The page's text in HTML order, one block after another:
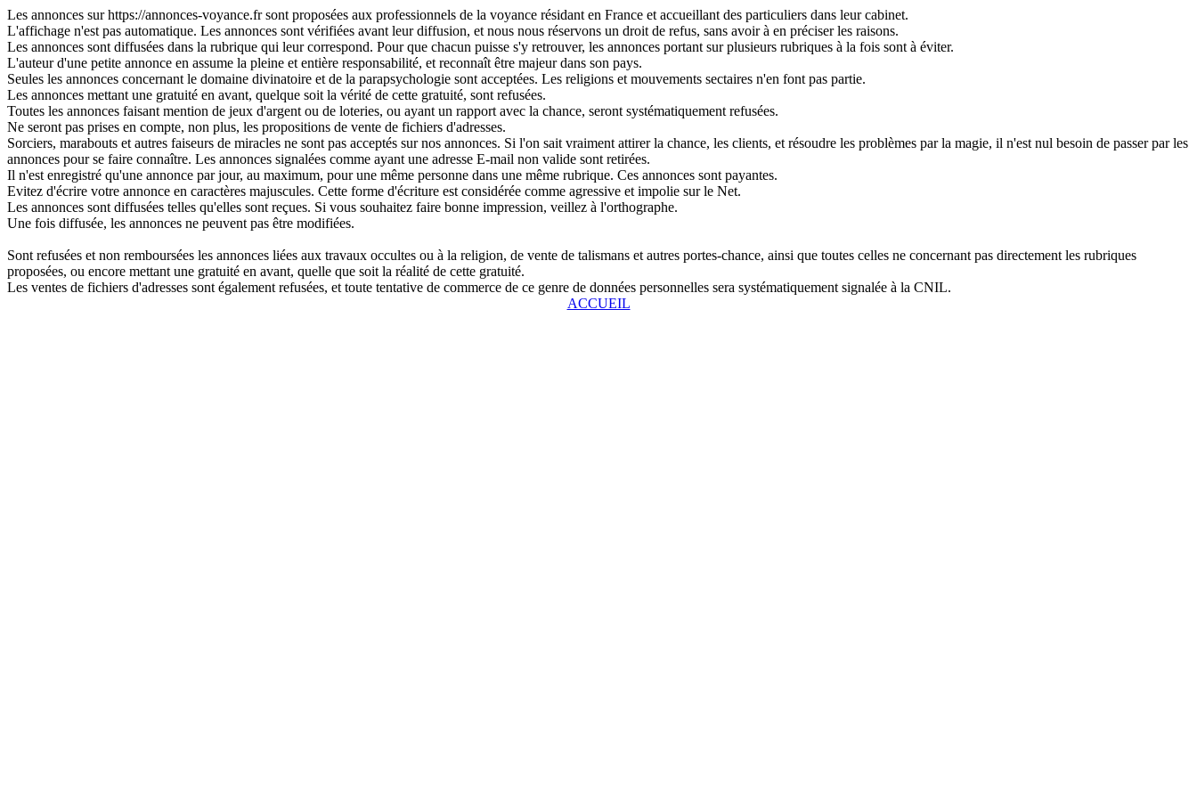
Les annonces sur https://annonces-voyance.fr sont proposées aux professionnels de la voyance résidant en France et accueillant des particuliers dans leur cabinet.
L'affichage n'est pas automatique. Les annonces sont vérifiées avant leur diffusion, et nous nous réservons un droit de refus, sans avoir à en préciser les raisons.
Les annonces sont diffusées dans la rubrique qui leur correspond. Pour que chacun puisse s'y retrouver, les annonces portant sur plusieurs rubriques à la fois sont à éviter.
L'auteur d'une petite annonce en assume la pleine et entière responsabilité, et reconnaît être majeur dans son pays.
Seules les annonces concernant le domaine divinatoire et de la parapsychologie sont acceptées. Les religions et mouvements sectaires n'en font pas partie.
Les annonces mettant une gratuité en avant, quelque soit la vérité de cette gratuité, sont refusées.
Toutes les annonces faisant mention de jeux d'argent ou de loteries, ou ayant un rapport avec la chance, seront systématiquement refusées.
Ne seront pas prises en compte, non plus, les propositions de vente de fichiers d'adresses.
Sorciers, marabouts et autres faiseurs de miracles ne sont pas acceptés sur nos annonces. Si l'on sait vraiment attirer la chance, les clients, et résoudre les problèmes par la magie, il n'est nul besoin de passer par les
annonces pour se faire connaître. Les annonces signalées comme ayant une adresse E-mail non valide sont retirées.
Il n'est enregistré qu'une annonce par jour, au maximum, pour une même personne dans une même rubrique. Ces annonces sont payantes.
Evitez d'écrire votre annonce en caractères majuscules. Cette forme d'écriture est considérée comme agressive et impolie sur le Net.
Les annonces sont diffusées telles qu'elles sont reçues. Si vous souhaitez faire bonne impression, veillez à l'orthographe.
Une fois diffusée, les annonces ne peuvent pas être modifiées.
Sont refusées et non remboursées les annonces liées aux travaux occultes ou à la religion, de vente de talismans et autres portes-chance, ainsi que toutes celles ne concernant pas directement les rubriques
proposées, ou encore mettant une gratuité en avant, quelle que soit la réalité de cette gratuité.
Les ventes de fichiers d'adresses sont également refusées, et toute tentative de commerce de ce genre de données personnelles sera systématiquement signalée à la CNIL.
ACCUEIL